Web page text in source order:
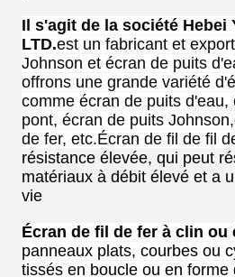
Il s'agit de la société Hebei
LTD.est un fabricant et
Johnson et écran de puits
offrons une grande variété
comme écran de puits d'eau,
pont, écran de puits
de fer, etc.Écran de fil de fil
résistance élevée, qui peut
matériaux à débit élevé et a
vie
Écran de fil de fer à clin ou
panneaux plats, courbes ou
tissés en boucle ou en forme